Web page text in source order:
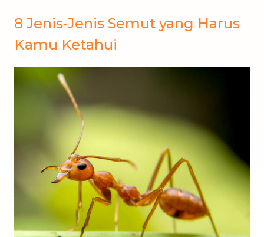
8 Jenis-Jenis Semut yang Harus
Kamu Ketahui